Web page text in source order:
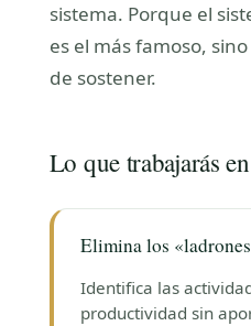
sistema. Porque el
es el más famoso,
de sostener.
Lo que trabajarás
Elimina los
Identifica las
productividad sin